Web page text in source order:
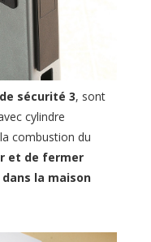
sécurité 3, sont
cylindre
combustion du
et de fermer
la maison